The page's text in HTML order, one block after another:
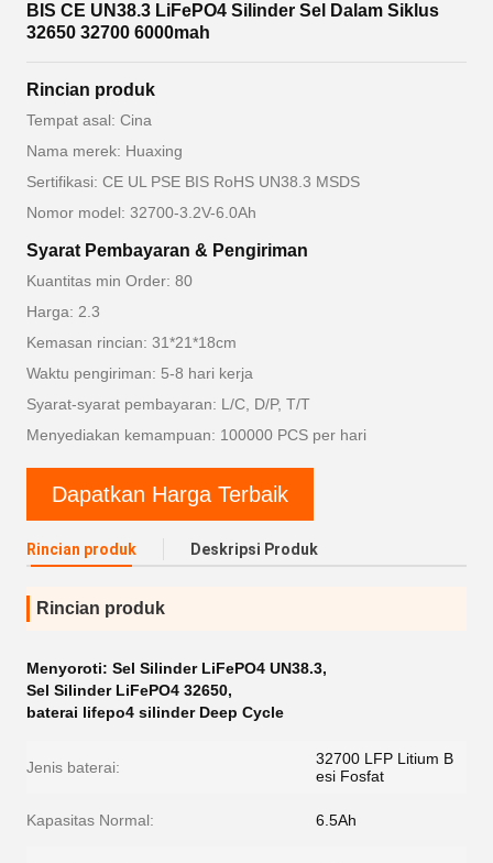
BIS CE UN38.3 LiFePO4 Silinder Sel Dalam Siklus
32650 32700 6000mah
Rincian produk
Tempat asal: Cina
Nama merek: Huaxing
Sertifikasi: CE UL PSE BIS RoHS UN38.3 MSDS
Nomor model: 32700-3.2V-6.0Ah
Syarat Pembayaran & Pengiriman
Kuantitas min Order: 80
Harga: 2.3
Kemasan rincian: 31*21*18cm
Waktu pengiriman: 5-8 hari kerja
Syarat-syarat pembayaran: L/C, D/P, T/T
Menyediakan kemampuan: 100000 PCS per hari
Dapatkan Harga Terbaik
Rincian produk Deskripsi Produk
Rincian produk
Menyoroti: Sel Silinder LiFePO4 UN38.3,
Sel Silinder LiFePO4 32650,
baterai lifepo4 silinder Deep Cycle
Jenis baterai:
32700 LFP Litium B
esi Fosfat
Kapasitas Normal: 6.5Ah